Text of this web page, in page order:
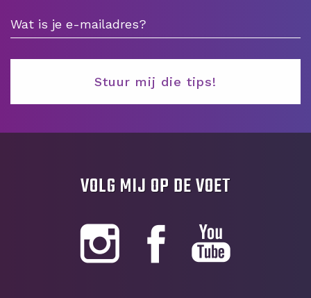
VOLG MIJ OP DE VOET